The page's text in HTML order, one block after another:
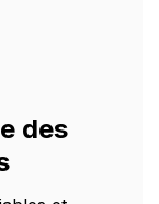
des